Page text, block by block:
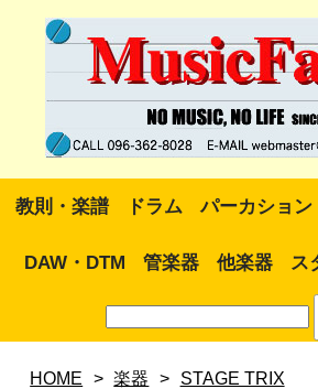
教則・楽譜 ドラム パーカション
DAW・DTM 管楽器 他楽器 ス
HOME > 楽器 > STAGE TRIX